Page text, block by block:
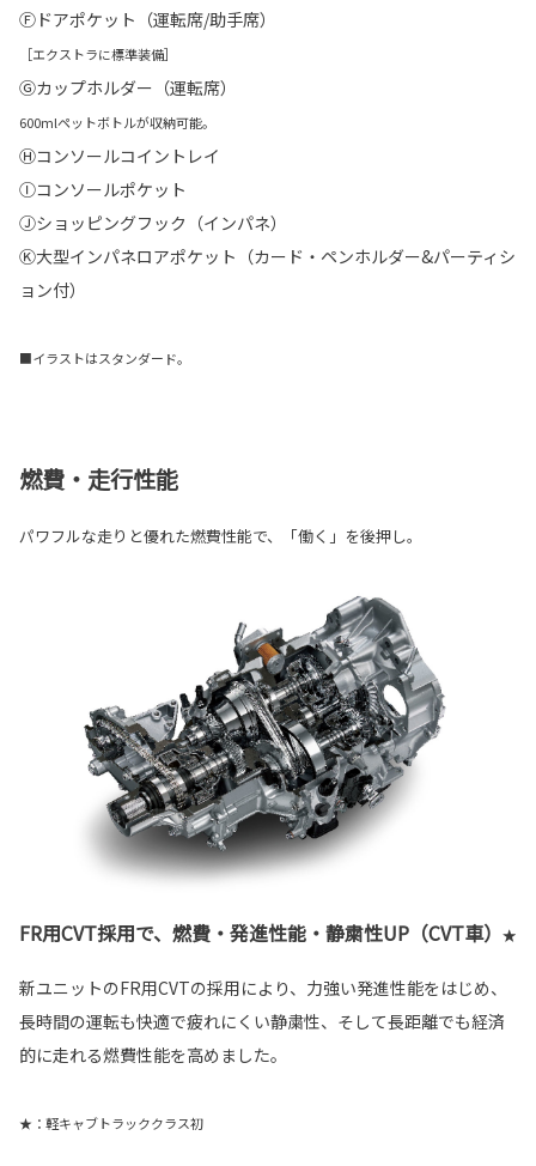
Ⓕドアポケット（運転席/助手席）
［エクストラに標準装備］
Ⓖカップホルダー（運転席）
600mlペットボトルが収納可能。
Ⓗコンソールコイントレイ
Ⓘコンソールポケット
Ⓙショッピングフック（インパネ）
Ⓚ大型インパネロアポケット（カード・ペンホルダー&パーティシ
ョン付）
■イラストはスタンダード。
燃費・走行性能
パワフルな走りと優れた燃費性能で、「働く」を後押し。
FR用CVT採用で、燃費・発進性能・静粛性UP（CVT車） ★
新ユニットのFR用CVTの採用により、力強い発進性能をはじめ、
長時間の運転も快適で疲れにくい静粛性、そして長距離でも経済
的に走れる燃費性能を高めました。
★：軽キャブトラッククラス初